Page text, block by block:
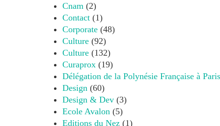
Cnam (2)
Contact (1)
Corporate (48)
Culture (92)
Culture (132)
Curaprox (19)
Délégation de la Polynésie Française à Paris
Design (60)
Design & Dev (3)
Ecole Avalon (5)
Editions du Nez (1)